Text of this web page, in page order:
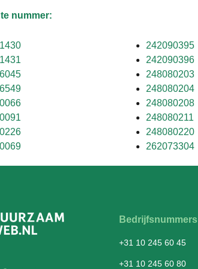
nummer:
242090395
242090396
248080203
248080204
248080208
248080211
248080220
262073304
Bedrijfsnummers
+31 10 245 60 45
+31 10 245 60 80